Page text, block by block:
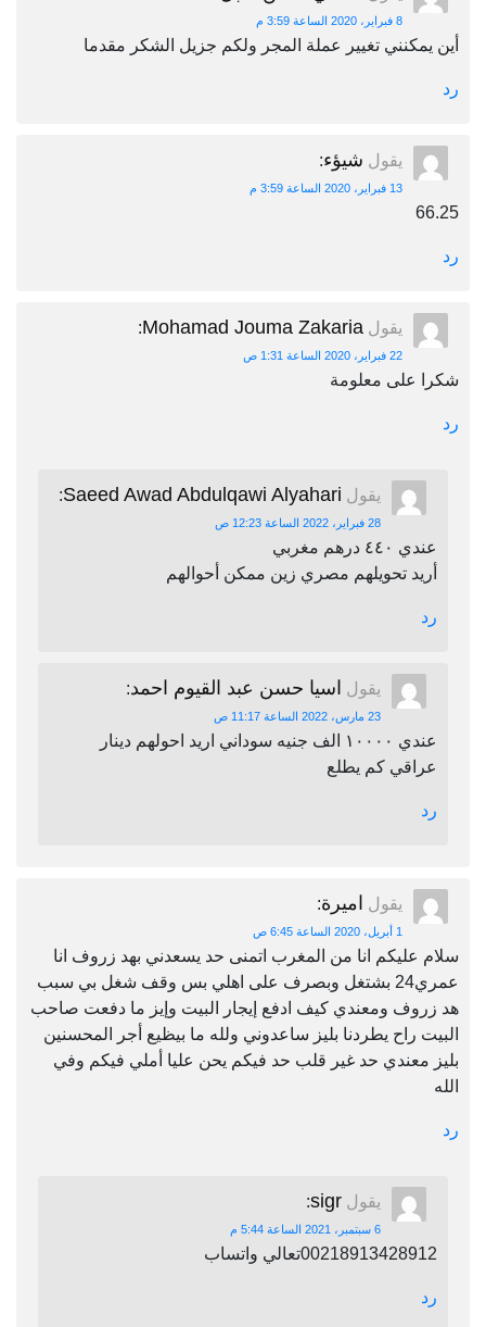
8 فبراير، 2020 الساعة 3:59 م
أين يمكنني تغيير عملة المجر ولكم جزيل الشكر مقدما
رد
يقول شيؤء:
13 فبراير، 2020 الساعة 3:59 م
66.25
رد
يقول Mohamad Jouma Zakaria
:
22 فبراير، 2020 الساعة 1:31 ص
شكرا على معلومة
رد
يقول Saeed Awad Abdulqawi Alyahari
:
28 فبراير، 2022 الساعة 12:23 ص
عندي ٤٤٠ درهم مغربي
أريد تحويلهم مصري زين ممكن أحوالهم
رد
يقول اسيا حسن عبد القيوم احمد:
23 مارس، 2022 الساعة 11:17 ص
عندي ١٠٠٠٠ الف جنيه سوداني اريد احولهم دينار
عراقي كم يطلع
رد
يقول اميرة:
1 أبريل، 2020 الساعة 6:45 ص
سلام عليكم انا من المغرب اتمنى حد يسعدني بهد زروف انا
عمري24 بشتغل وبصرف على اهلي بس وقف شغل بي سبب
هد زروف ومعندي كيف ادفع إيجار البيت وإيز ما دفعت صاحب
البيت راح يطردنا بليز ساعدوني ولله ما بيظيع أجر المحسنين
بليز معندي حد غير قلب حد فيكم يحن عليا أملي فيكم وفي
الله
رد
يقول sigr
:
6 سبتمبر، 2021 الساعة 5:44 م
00218913428912تعالي واتساب
رد